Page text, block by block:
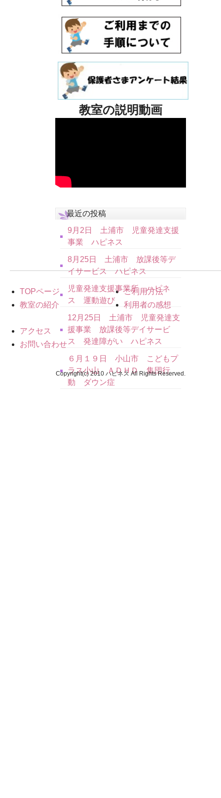
教室の説明動画
最近の投稿
9月2日 土浦市 児童発達支援
事業 ハピネス
8月25日 土浦市 放課後等デ
イサービス ハピネス
児童発達支援事業所 ハピネ
ス 運動遊び
12月25日 土浦市 児童発達支
援事業 放課後等デイサービ
ス 発達障がい ハピネス
６月１９日 小山市 こどもプ
ラス小山 ＡＤＨＤ 集団行
動 ダウン症
TOPページ
教室の紹介
ご利用方法
利用者の感想
アクセス
お問い合わせ
Copyright(c) 2010 ハピネス All Rights Reserved.